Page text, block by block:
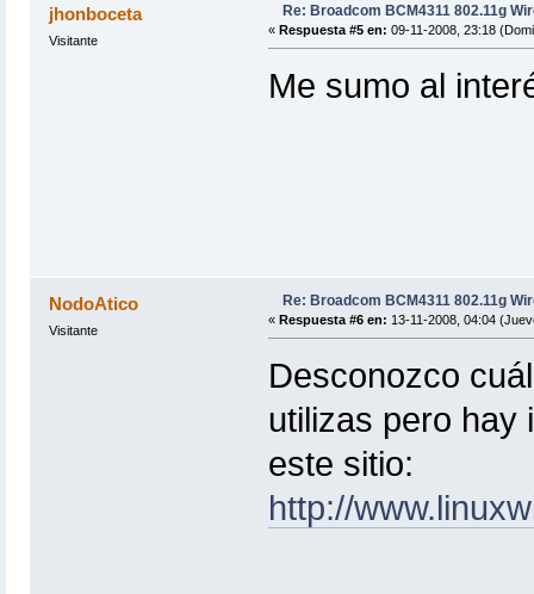
jhonboceta
Visitante
Re: Broadcom BCM4311 802.11g
« Respuesta #5 en: 09-11-2008, 23:18
Me sumo al
NodoAtico
Visitante
Re: Broadcom BCM4311 802.11g
« Respuesta #6 en: 13-11-2008, 04:04
Desconozco
utilizas pero hay
este sitio:
http://